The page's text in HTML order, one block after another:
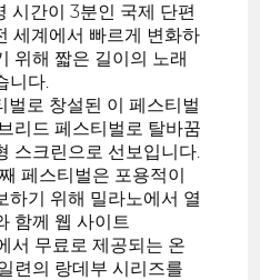
시간이 3분인 국제 단편
세계에서 빠르게 변화하
위해 짧은 길이의 노래
니다.
벌로 창설된 이 페스티벌
리드 페스티벌로 탈바꿈
스크린으로 선보입니다.
페스티벌은 포용적이
하기 위해 밀라노에서 열
함께 웹 사이트
무료로 제공되는 온
련의 랑데부 시리즈를